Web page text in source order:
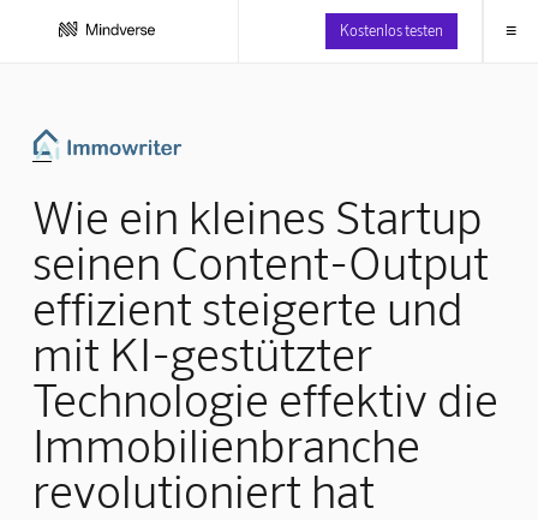
Kostenlos testen ≡
Wie ein kleines Startup
seinen Content-Output
effizient steigerte und
mit KI-gestützter
Technologie effektiv die
Immobilienbranche
revolutioniert hat